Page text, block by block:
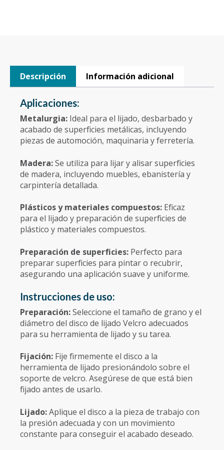
Descripción Información adicional
Aplicaciones:
Metalurgia: Ideal para el lijado, desbarbado y
acabado de superficies metálicas, incluyendo
piezas de automoción, maquinaria y ferretería.
Madera:Se utiliza para lijar y alisar superficies
de madera, incluyendo muebles, ebanistería y
carpintería detallada.
Plásticos y materiales compuestos: Eficaz
para el lijado y preparación de superficies de
plástico y materiales compuestos.
Preparación de superficies: Perfecto para
preparar superficies para pintar o recubrir,
asegurando una aplicación suave y uniforme.
Instrucciones de uso:
Preparación:Seleccione el tamaño de grano y el
diámetro del disco de lijado Velcro adecuados
para su herramienta de lijado y su tarea.
Fijación: Fije firmemente el disco a la
herramienta de lijado presionándolo sobre el
soporte de velcro. Asegúrese de que está bien
fijado antes de usarlo.
Lijado:Aplique el disco a la pieza de trabajo con
la presión adecuada y con un movimiento
constante para conseguir el acabado deseado.